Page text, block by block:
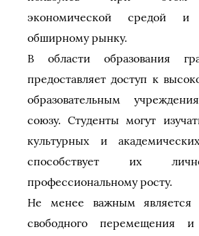
экономической средой
обширному рынку.
В области образования
предоставляет доступ к
образовательным
союзу. Студенты могут
культурных и
способствует их
профессиональному росту.
Не менее важным является
свободного перемещения и